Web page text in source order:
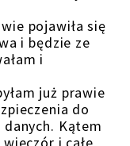
pojawiła się
i będzie ze
i
już prawie
do
danych. Kątem